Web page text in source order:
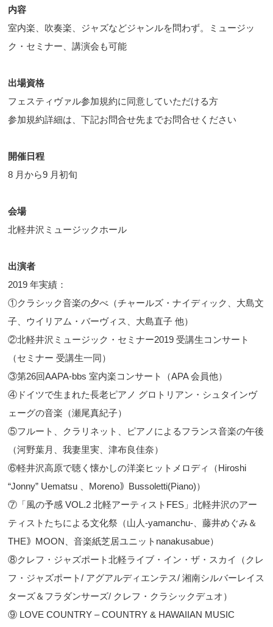
内容
室内楽、吹奏楽、ジャズなどジャンルを問わず。ミュージッ
ク・セミナー、講演会も可能
出場資格
フェスティヴァル参加規約に同意していただける方
参加規約詳細は、下記お問合せ先までお問合せください
開催日程
8 月から9 月初旬
会場
北軽井沢ミュージックホール
出演者
2019 年実績：
①クラシック音楽の夕べ（チャールズ・ナイディック、大島文
子、ウイリアム・バーヴィス、大島直子 他）
②北軽井沢ミュージック・セミナー2019 受講生コンサート
（セミナー 受講生一同）
③第26回AAPA-bbs 室内楽コンサート（APA 会員他）
④ドイツで生まれた長老ピアノ グロトリアン・シュタインヴ
ェーグの音楽（瀬尾真紀子）
⑤フルート、クラリネット、ピアノによるフランス音楽の午後
（河野葉月、我妻里実、津布良佳奈）
⑥軽井沢高原で聴く懐かしの洋楽ヒットメロディ（Hiroshi
“Jonny” Uematsu 、Moreno｠Bussoletti(Piano)）
⑦「風の予感 VOL.2 北軽アーティストFES」北軽井沢のアー
ティストたちによる文化祭（山人-yamanchu-、藤井めぐみ＆
THE｠MOON、音楽紙芝居ユニットnanakusabue）
⑧クレフ・ジャズポート北軽ライブ・イン・ザ・スカイ（クレ
フ・ジャズポート/ アグアルディエンテス/ 湘南シルバーレイス
ターズ＆フラダンサーズ/ クレフ・クラシックデュオ）
⑨ LOVE COUNTRY ‒ COUNTRY & HAWAIIAN MUSIC